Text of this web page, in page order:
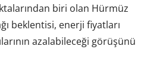
biri olan Hürmüz
beklentisi, enerji fiyatları
azalabileceği görüşünü